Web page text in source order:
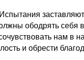
ободрять
нам
и обрести